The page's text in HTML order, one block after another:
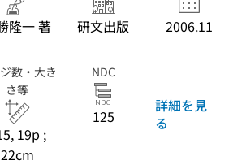
隆一 著 研文出版 2006.11
数・大き
さ等
19p ;
22cm
NDC
125
詳細を見
る